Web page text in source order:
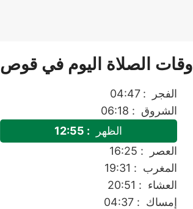
اوقات الصلاة اليوم في قوص
الفجر
: 04:47
الشروق : 06:18
الظهر
: 12:55
العصر
: 16:25
المغرب : 19:31
العشاء : 20:51
إمساك : 04:37